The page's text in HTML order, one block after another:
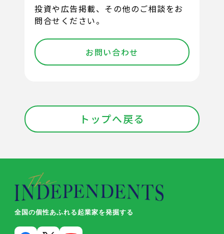
投資や広告掲載、その他のご相談をお
問合せください。
お問い合わせ
トップへ戻る
全国の個性あふれる起業家を発掘する